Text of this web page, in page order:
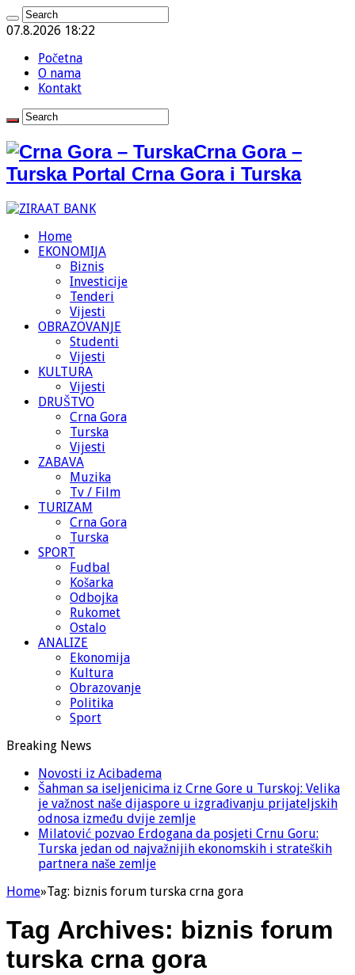
07.8.2026 18:22
Početna
O nama
Kontakt
Crna Gora –
Turska Portal Crna Gora i Turska
Home
EKONOMIJA
Biznis
Investicije
Tenderi
Vijesti
OBRAZOVANJE
Studenti
Vijesti
KULTURA
Vijesti
DRUŠTVO
Crna Gora
Turska
Vijesti
ZABAVA
Muzika
Tv / Film
TURIZAM
Crna Gora
Turska
SPORT
Fudbal
Košarka
Odbojka
Rukomet
Ostalo
ANALIZE
Ekonomija
Kultura
Obrazovanje
Politika
Sport
Breaking News
Novosti iz Acibadema
Šahman sa iseljenicima iz Crne Gore u Turskoj: Velika
je važnost naše dijaspore u izgrađivanju prijateljskih
odnosa između dvije zemlje
Milatović pozvao Erdogana da posjeti Crnu Goru:
Turska jedan od najvažnijih ekonomskih i strateških
partnera naše zemlje
Home»Tag: biznis forum turska crna gora
Tag Archives: biznis forum
turska crna gora